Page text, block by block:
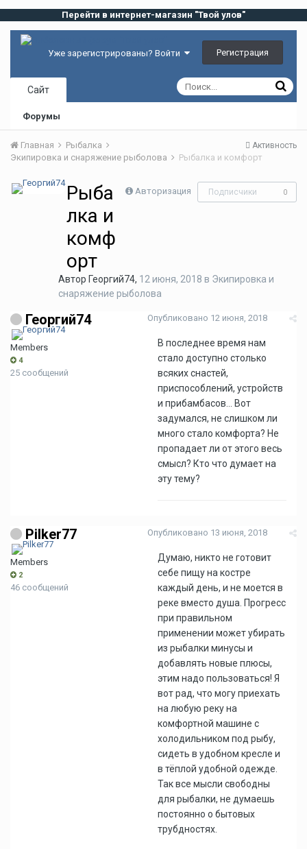
Перейти в интернет-магазин "Твой улов"
Уже зарегистрированы? Войти Регистрация
Сайт
Форумы
Активность
Главная
Рыбалка
Экипировка и снаряжение рыболова
Рыбалка и комфорт
Авторизация Подписчики 0
Рыба
лка и
комф
орт
Автор Георгий74, 12 июня, 2018 в Экипировка и
снаряжение рыболова
Георгий74
Members
4
25 сообщений
Опубликовано 12 июня, 2018
В последнее время нам
стало доступно столько
всяких снастей,
приспособлений, устройств
и прибамбасов... Вот
задумался, не слишком ли
много стало комфорта? Не
пропадает ли от этого весь
смысл? Кто что думает на
эту тему?
Pilker77
Members
2
46 сообщений
Опубликовано 13 июня, 2018
Думаю, никто не готовит
себе пищу на костре
каждый день, и не моется в
реке вместо душа. Прогресс
при правильном
применении может убирать
из рыбалки минусы и
добавлять новые плюсы,
этим надо пользоваться! Я
вот рад, что могу приехать
на любую реку на
комфортной машине с
холодильником под рыбу,
сидеть в удобном кресле и
в тёплой удобной одежде.
Так все мысли свободны
для рыбалки, не думаешь
постоянно о бытовых
трубдностях.